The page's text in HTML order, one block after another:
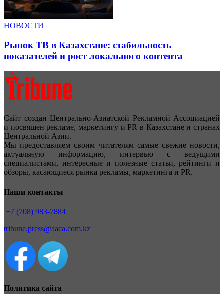
НОВОСТИ
Рынок ТВ в Казахстане: стабильность
показателей и рост локального контента
Сайт создан Центрально-Азиатской Рекламной Ассоциацией
и посвящен рекламе, маркетингу и PR в Казахстане и странах
Центральной Азии.
Мы предоставляем своим читателям самые свежие новости,
актуальную информацию, интервью с ведущими
специалистами, интересные и полезные статьи, рейтинги и
обзоры, касающиеся рынка рекламы, маркетинга и PR.
Наши контакты
+7 (708) 983-7884
tribune.press@aaca.com.kz
Политика сайта